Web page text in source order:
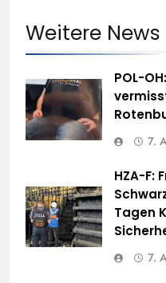
Weitere News
POL-
7.
HZA-F:
Tagen
7.